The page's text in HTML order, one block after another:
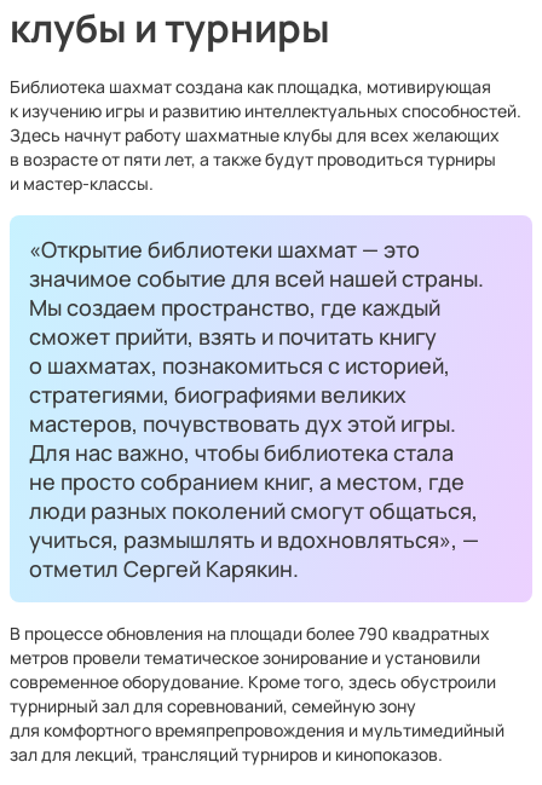
клубы и турниры
Библиотека шахмат создана как площадка, мотивирующая
к изучению игры и развитию интеллектуальных способностей.
Здесь начнут работу шахматные клубы для всех желающих
в возрасте от пяти лет, а также будут проводиться турниры
и мастер-классы.
«Открытие библиотеки шахмат — это
значимое событие для всей нашей страны.
Мы создаем пространство, где каждый
сможет прийти, взять и почитать книгу
о шахматах, познакомиться с историей,
стратегиями, биографиями великих
мастеров, почувствовать дух этой игры.
Для нас важно, чтобы библиотека стала
не просто собранием книг, а местом, где
люди разных поколений смогут общаться,
учиться, размышлять и вдохновляться», —
отметил Сергей Карякин.
В процессе обновления на площади более 790 квадратных
метров провели тематическое зонирование и установили
современное оборудование. Кроме того, здесь обустроили
турнирный зал для соревнований, семейную зону
для комфортного времяпрепровождения и мультимедийный
зал для лекций, трансляций турниров и кинопоказов.